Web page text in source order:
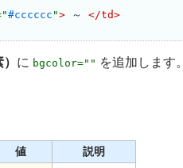
#cccccc "> ～ </td>
に bgcolor="" を追加します。
値 説明